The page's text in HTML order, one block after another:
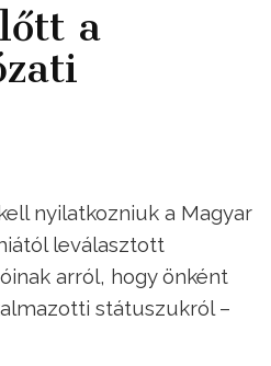
a
nyilatkozniuk a Magyar
leválasztott
arról, hogy önként
státuszukról –